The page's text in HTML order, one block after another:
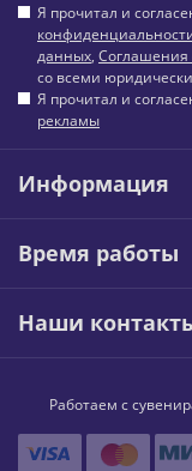
Я прочитал и
данных, Соглашения
со всеми
Я прочитал и
рекламы
Информация
Время работы
Наши
Работаем с